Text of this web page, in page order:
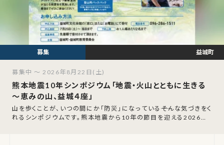
熊本地震10年シンポジウム「地震・火山とともに生きる
～恵みの山、益城４座」
山を歩くことが、いつの間にか「防災」になっている――そんな気づきをく
れるシンポジウムです。熊本地震から10年の節目を迎える2026年8
益城町
募集中 ～ 2026年8月22日(土)